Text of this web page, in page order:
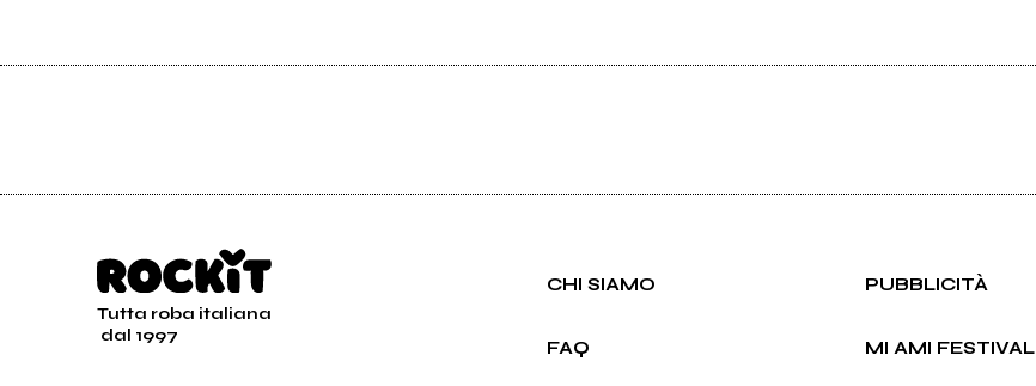
Tutta roba italiana
dal 1997
CHI SIAMO PUBBLICITÀ
FAQ MI AMI FESTIVAL